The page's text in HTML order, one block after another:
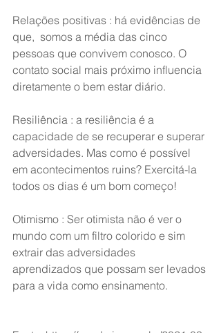
Relações positivas : há evidências de
que,  somos a média das cinco
pessoas que convivem conosco. O
contato social mais próximo influencia
diretamente o bem estar diário.
Resiliência : a resiliência é a
capacidade de se recuperar e superar
adversidades. Mas como é possível
em acontecimentos ruins? Exercitá-la
todos os dias é um bom começo!
Otimismo : Ser otimista não é ver o
mundo com um filtro colorido e sim
extrair das adversidades
aprendizados que possam ser levados
para a vida como ensinamento.